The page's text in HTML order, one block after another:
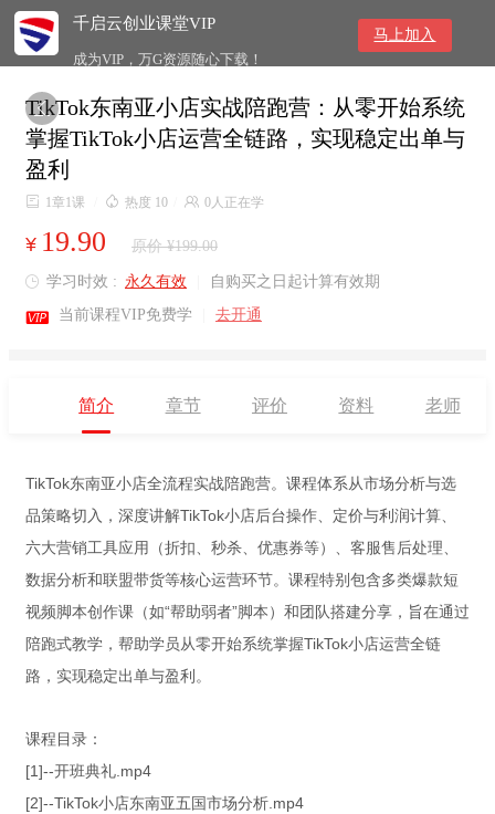
千启云创业课堂VIP
成为VIP，万G资源随心下载！
马上加入

TikTok东南亚小店实战陪跑营：从零开始系统
掌握TikTok小店运营全链路，实现稳定出单与
盈利
 1章1课  热度 10  0人正在学
¥ 19.90 原价 ¥199.00
 学习时效 : 永久有效 自购买之日起计算有效期
 当前课程VIP免费学 去开通
简介 章节 评价 资料 老师
TikTok东南亚小店全流程实战陪跑营。课程体系从市场分析与选
品策略切入，深度讲解TikTok小店后台操作、定价与利润计算、
六大营销工具应用（折扣、秒杀、优惠券等）、客服售后处理、
数据分析和联盟带货等核心运营环节。课程特别包含多类爆款短
视频脚本创作课（如“帮助弱者”脚本）和团队搭建分享，旨在通过
陪跑式教学，帮助学员从零开始系统掌握TikTok小店运营全链
路，实现稳定出单与盈利。
课程目录：
[1]--开班典礼.mp4
[2]--TikTok小店东南亚五国市场分析.mp4